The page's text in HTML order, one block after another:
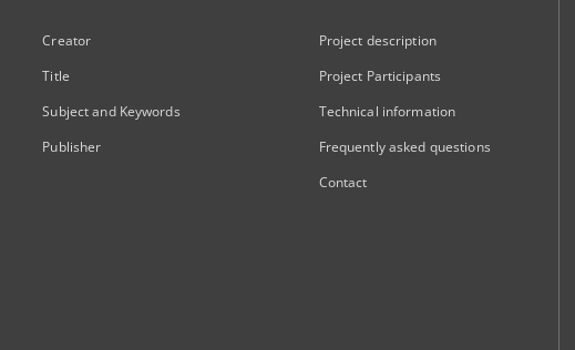
Creator
Title
Subject and Keywords
Publisher
Project description
Project Participants
Technical information
Frequently asked questions
Contact